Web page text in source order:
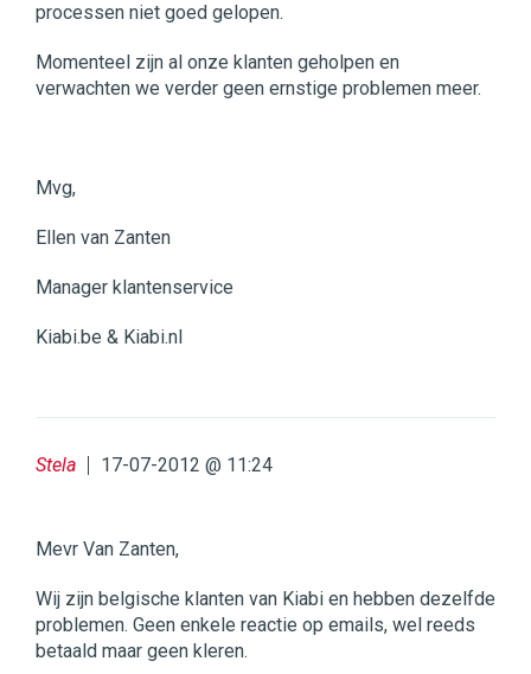
processen niet goed gelopen.
Momenteel zijn al onze klanten geholpen en
verwachten we verder geen ernstige problemen meer.
Mvg,
Ellen van Zanten
Manager klantenservice
Kiabi.be & Kiabi.nl
Stela 17-07-2012 @ 11:24
Mevr Van Zanten,
Wij zijn belgische klanten van Kiabi en hebben dezelfde
problemen. Geen enkele reactie op emails, wel reeds
betaald maar geen kleren.